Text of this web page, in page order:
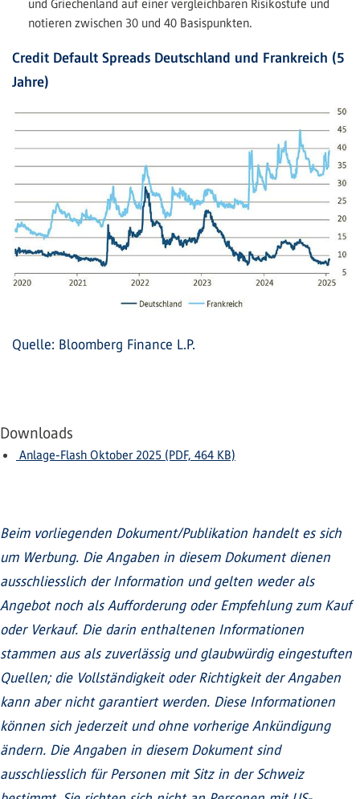
und Griechenland auf einer vergleichbaren Risikostufe und
notieren zwischen 30 und 40 Basispunkten.
Credit Default Spreads Deutschland und Frankreich (5
Jahre)
Quelle: Bloomberg Finance L.P.
Downloads
Anlage-Flash Oktober 2025 (PDF, 464 KB)
Beim vorliegenden Dokument/Publikation handelt es sich
um Werbung. Die Angaben in diesem Dokument dienen
ausschliesslich der Information und gelten weder als
Angebot noch als Aufforderung oder Empfehlung zum Kauf
oder Verkauf. Die darin enthaltenen Informationen
stammen aus als zuverlässig und glaubwürdig eingestuften
Quellen; die Vollständigkeit oder Richtigkeit der Angaben
kann aber nicht garantiert werden. Diese Informationen
können sich jederzeit und ohne vorherige Ankündigung
ändern. Die Angaben in diesem Dokument sind
ausschliesslich für Personen mit Sitz in der Schweiz